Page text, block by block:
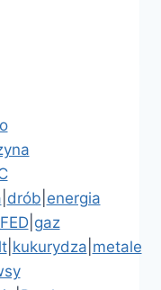
drób energia
FED| gaz
| kukurydza metale